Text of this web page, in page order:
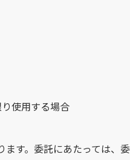
使用する場合
す。委託にあたっては、